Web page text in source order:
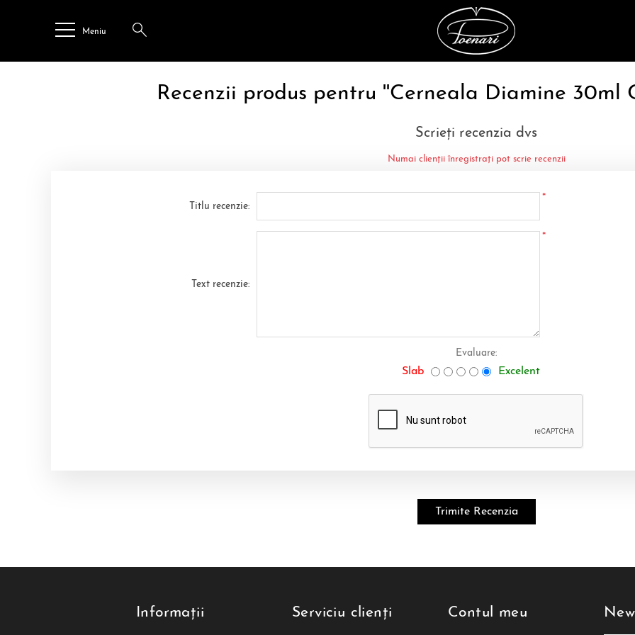
Meniu
Recenzii produs pentru Cerneala Diamine 30ml
Scrieți recenzia dvs
Numai clienții înregistrați pot scrie recenzii
Titlu recenzie:
*
Text recenzie:
*
Evaluare:
Slab Excelent
Informații Serviciu clienți Contul meu